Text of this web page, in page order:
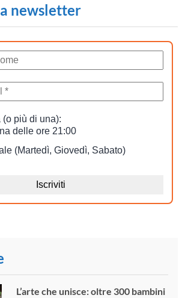
newsletter
L’arte che unisce: oltre 300 bambini